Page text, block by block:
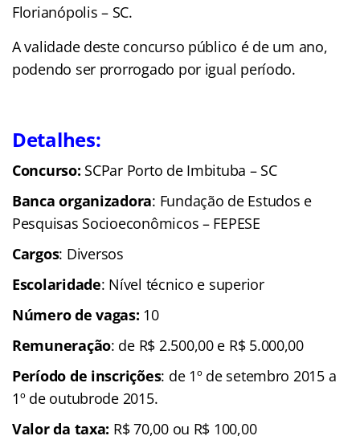
Florianópolis – SC.
A validade deste concurso público é de um ano,
podendo ser prorrogado por igual período.
Detalhes:
Concurso: SCPar Porto de Imbituba – SC
Banca organizadora: Fundação de Estudos e
Pesquisas Socioeconômicos – FEPESE
Cargos: Diversos
Escolaridade: Nível técnico e superior
Número de vagas: 10
Remuneração: de R$ 2.500,00 e R$ 5.000,00
Período de inscrições: de 1º de setembro 2015 a
1º de outubrode 2015.
Valor da taxa: R$ 70,00 ou R$ 100,00